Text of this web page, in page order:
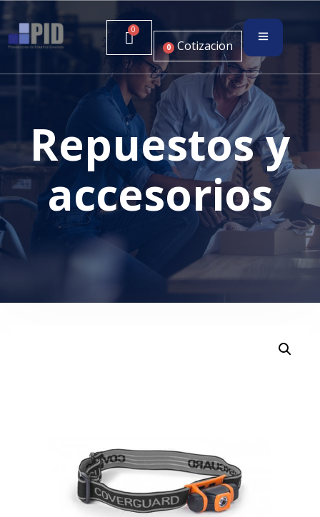
0 Cotizacion
Repuestos y
accesorios